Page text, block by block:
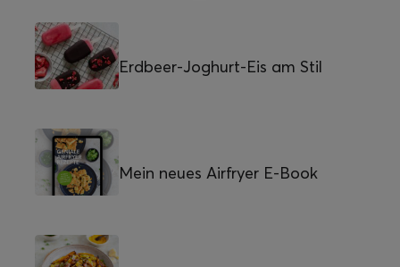
Erdbeer-Joghurt-Eis am Stil
Mein neues Airfryer E-Book